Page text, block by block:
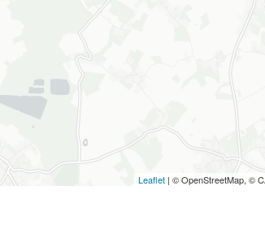
Leaflet | © OpenStreetMap, ©